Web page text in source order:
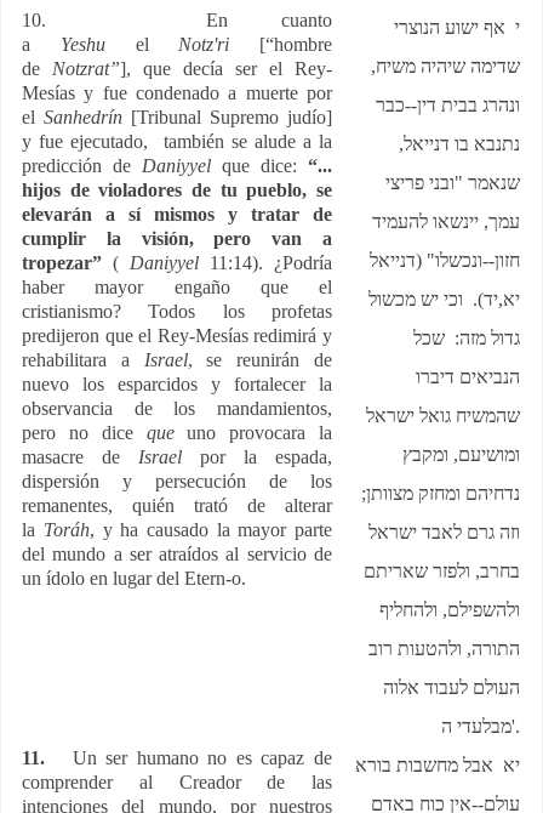
10. En cuanto
a Yeshuel Notz'ri [“hombre
de Notzrat”], que decía ser el Rey-
Mesías y fue condenado a muerte por
elSanhedrín [Tribunal Supremo judío]
y fue ejecutado, también se alude a la
predicción de Daniyyel que dice: “...
hijos de violadores de tu pueblo, se
elevarán a sí mismos y tratar de
cumplir la visión, pero van a
tropezar” ( Daniyyel 11:14). ¿Podría
haber mayor engaño que el
cristianismo? Todos los profetas
predijeron que el Rey-Mesías redimirá y
rehabilitara a Israel, se reunirán de
nuevo los esparcidos y fortalecer la
observancia de los mandamientos,
pero no dice queuno provocara la
masacre de Israel por la espada,
dispersión y persecución de los
remanentes, quién trató de alterar
la Toráh, y ha causado la mayor parte
del mundo a ser atraídos al servicio de
un ídolo en lugar del Etern-o.
י אף ישוע הנוצרי
שדימה שיהיה משיח,
ונהרג בבית דין--כבר
נתנבא בו דנייאל,
שנאמר "ובני פריצי
עמך, יינשאו להעמיד
חזון--ונכשלו" (דנייאל
יא,יד). וכי יש מכשול
גדול מזה: שכל
הנביאים דיברו
שהמשיח גואל ישראל
ומושיעם, ומקבץ
נדחיהם ומחזק מצוותן;
וזה גרם לאבד ישראל
בחרב, ולפזר שאריתם
ולהשפילם, ולהחליף
התורה, ולהטעות רוב
העולם לעבוד אלוה
מבלעדי ה'.
11. Un ser humano no es capaz de
comprender al Creador de las
intenciones del mundo, por nuestros
יא אבל מחשבות בורא
עולם--אין כוח באדם